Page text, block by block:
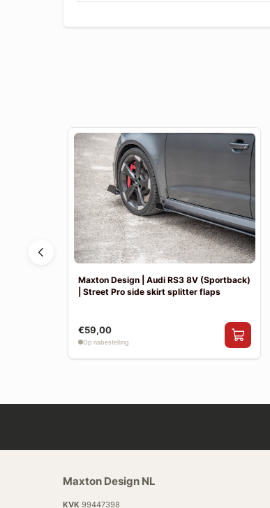
Maxton Design | Audi RS3 8V (Sportback)
| Street Pro side skirt splitter flaps
€59,00
Op nabestelling
Maxton Design NL
KVK 99447398